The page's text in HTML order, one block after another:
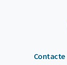
Contacte